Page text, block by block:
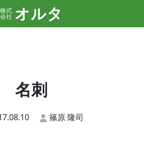
株式
会社 オルタ
名刺
篠原 隆司